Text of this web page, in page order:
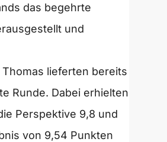
das begehrte
und
lieferten bereits
Runde. Dabei erhielten
Perspektive 9,8 und
von 9,54 Punkten